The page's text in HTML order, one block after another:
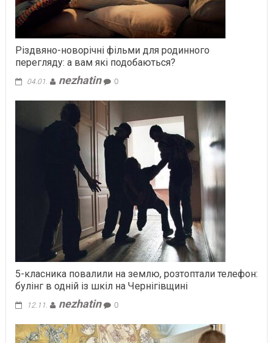
Різдвяно-новорічні фільми для родинного
перегляду: а вам які подобаються?
04.01. nezhatin 0
5-класника повалили на землю, розтоптали телефон:
булінг в одній із шкіл на Чернігівщині
12.11. nezhatin 0